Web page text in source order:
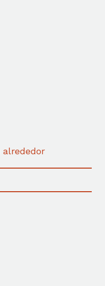
alrededor